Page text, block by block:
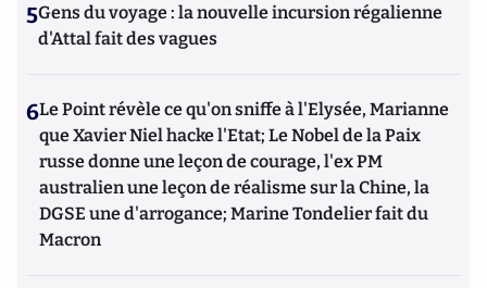
5Gens du voyage : la nouvelle incursion régalienne
d'Attal fait des vagues
6Le Point révèle ce qu'on sniffe à l'Elysée, Marianne
que Xavier Niel hacke l'Etat; Le Nobel de la Paix
russe donne une leçon de courage, l'ex PM
australien une leçon de réalisme sur la Chine, la
DGSE une d'arrogance; Marine Tondelier fait du
Macron